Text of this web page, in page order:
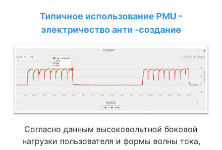
Типичное использование PMU -
электричество анти -создание
Согласно данным высоковольтной боковой
нагрузки пользователя и формы волны тока,